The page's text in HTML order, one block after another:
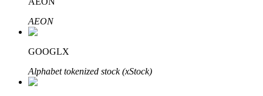
الاستثمار التلقائي
AEON
GOOGLX
Alphabet tokenized stock (xStock)